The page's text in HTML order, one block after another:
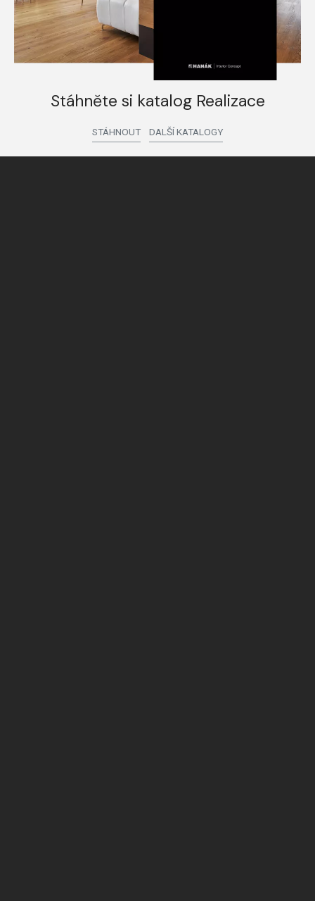
Stáhněte si katalog Realizace
STÁHNOUT DALŠÍ KATALOGY